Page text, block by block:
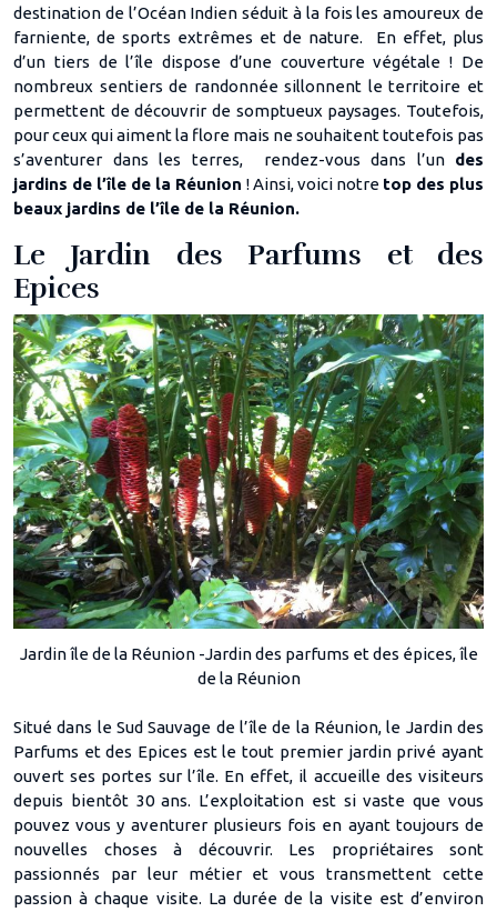
destination de l’Océan Indien séduit à la fois les amoureux de
farniente, de sports extrêmes et de nature. En effet, plus
d’un tiers de l’île dispose d’une couverture végétale ! De
nombreux sentiers de randonnée sillonnent le territoire et
permettent de découvrir de somptueux paysages. Toutefois,
pour ceux qui aiment la flore mais ne souhaitent toutefois pas
s’aventurer dans les terres, rendez-vous dans l’un des
jardins de l’île de la Réunion ! Ainsi, voici notre top des plus
beaux jardins de l’île de la Réunion.
Le Jardin des Parfums et des
Epices
Jardin île de la Réunion -Jardin des parfums et des épices, île
de la Réunion
Situé dans le Sud Sauvage de l’île de la Réunion, le Jardin des
Parfums et des Epices est le tout premier jardin privé ayant
ouvert ses portes sur l’île. En effet, il accueille des visiteurs
depuis bientôt 30 ans. L’exploitation est si vaste que vous
pouvez vous y aventurer plusieurs fois en ayant toujours de
nouvelles choses à découvrir. Les propriétaires sont
passionnés par leur métier et vous transmettent cette
passion à chaque visite. La durée de la visite est d’environ